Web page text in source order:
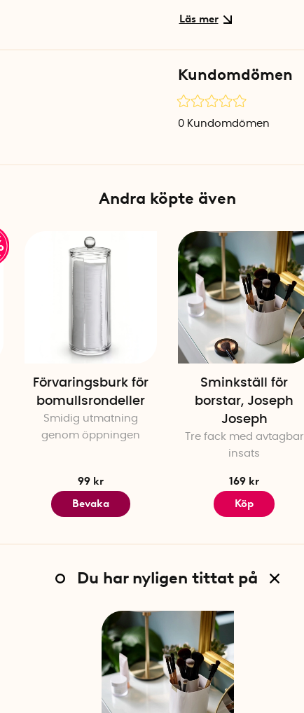
Specifikationer
Mått: 11,5 x 11,5 x 14,3 cm
Material: BPA-fri plast
Färg: Benvit (Shell)
Kundomdömen
0 Kundomdömen
Andra köpte även
Förvaringsburk för
bomullsrondeller
Smidig utmatning
genom öppningen
99 kr
Bevaka
Sminkställ för
borstar, Joseph
Joseph
Tre fack med avtagbar
insats
169 kr
Köp
Du har nyligen tittat på